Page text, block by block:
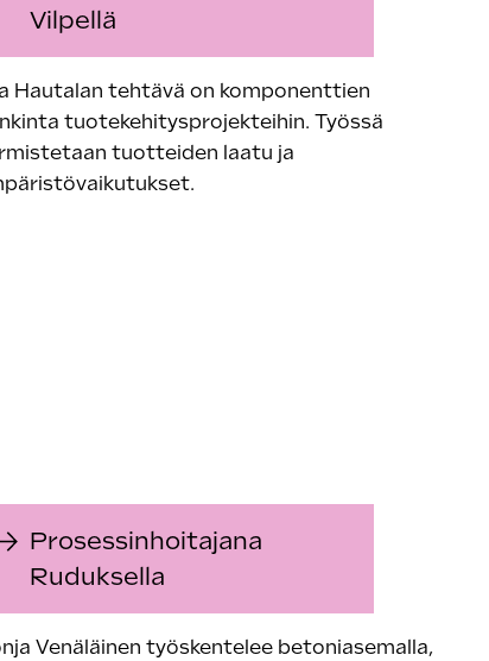
Vilpellä
Hautalan tehtävä on komponenttien
tuotekehitysprojekteihin. Työssä
tuotteiden laatu ja
Prosessinhoitajana
Ruduksella
Venäläinen työskentelee betoniasemalla,